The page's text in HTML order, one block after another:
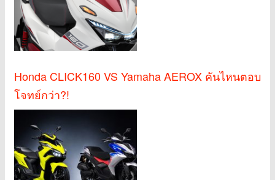
Honda CLICK160 VS Yamaha AEROX คันไหนตอบ
โจทย์กว่า?!